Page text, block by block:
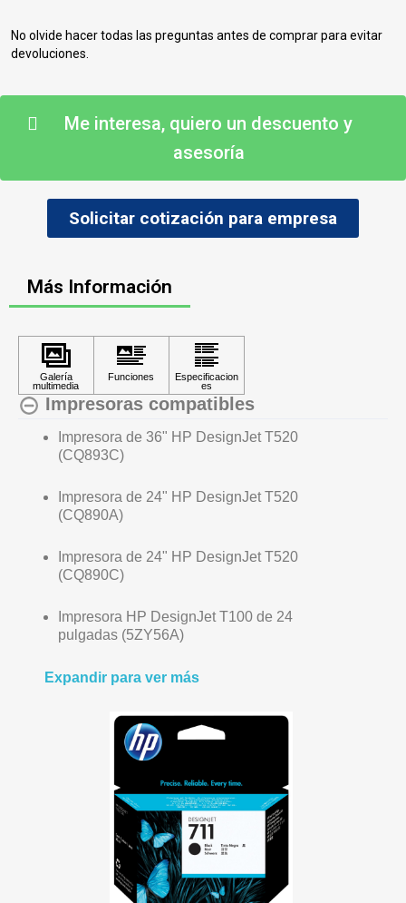
No olvide hacer todas las preguntas antes de comprar para evitar
devoluciones.
Me interesa, quiero un descuento y
asesoría
Solicitar cotización para empresa
Más Información
Impresoras compatibles
Impresora de 36" HP DesignJet T520
(CQ893C)
Impresora de 24" HP DesignJet T520
(CQ890A)
Impresora de 24" HP DesignJet T520
(CQ890C)
Impresora HP DesignJet T100 de 24
pulgadas (5ZY56A)
Expandir para ver más